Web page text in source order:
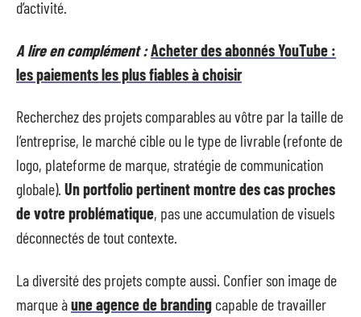
d’activité.
A lire en complément :Acheter des abonnés YouTube :
les paiements les plus fiables à choisir
Recherchez des projets comparables au vôtre par la taille de
l’entreprise, le marché cible ou le type de livrable (refonte de
logo, plateforme de marque, stratégie de communication
globale). Un portfolio pertinent montre des cas proches
de votre problématique, pas une accumulation de visuels
déconnectés de tout contexte.
La diversité des projets compte aussi. Confier son image de
marque àune agence de branding capable de travailler